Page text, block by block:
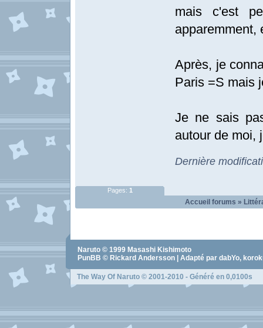
mais c'est
apparemment,
Après, je
Paris =S mais
Je ne sais
autour de moi,
Dernière
Pages: 1
Accueil forums »
Naruto © 1999 Masashi Kishimoto
PunBB © Rickard Andersson | Adapté par dabYo,
The Way Of Naruto © 2001-2010 - Généré en 0,0100s